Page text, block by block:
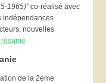
1965)"co-réalisé avec
indépendances
nouvelles
de la 2ème